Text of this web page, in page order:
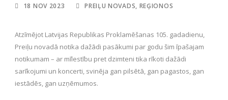
18 NOV 2023 PREIĻU NOVADS, REĢIONOS
Atzīmējot Latvijas Republikas Proklamēšanas 105. gadadienu,
Preiļu novadā notika dažādi pasākumi par godu šim īpašajam
notikumam – ar mīlestību pret dzimteni tika rīkoti dažādi
sarīkojumi un koncerti, svinēja gan pilsētā, gan pagastos, gan
iestādēs, gan uzņēmumos.